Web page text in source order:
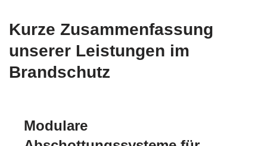
Kurze Zusammenfassung
unserer Leistungen im
Brandschutz
Modulare